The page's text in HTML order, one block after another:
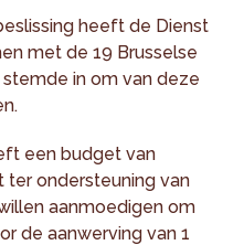
heeft de Dienst
met de 19 Brusselse
in om van deze
een budget van
ter ondersteuning van
aanmoedigen om
de aanwerving van 1